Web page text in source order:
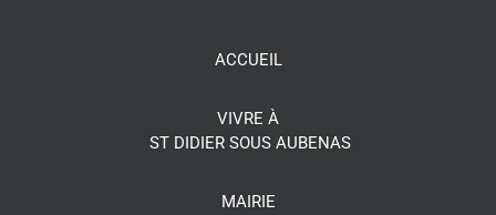
ACCUEIL
VIVRE À
ST DIDIER SOUS AUBENAS
MAIRIE